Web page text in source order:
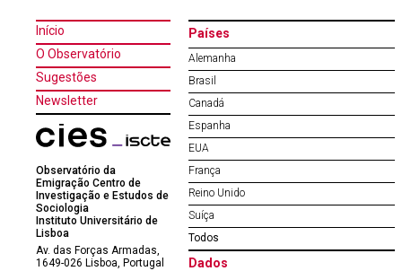
Início
O Observatório
Sugestões
Newsletter
Observatório da
Emigração Centro de
Investigação e Estudos de
Sociologia
Instituto Universitário de
Lisboa
Av. das Forças Armadas,
1649-026 Lisboa, Portugal
Países
Alemanha
Brasil
Canadá
Espanha
EUA
França
Reino Unido
Suíça
Todos
Dados